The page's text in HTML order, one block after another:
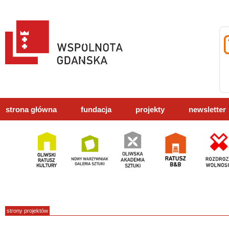
strona główna fundacja projekty newsletter
strony projektów